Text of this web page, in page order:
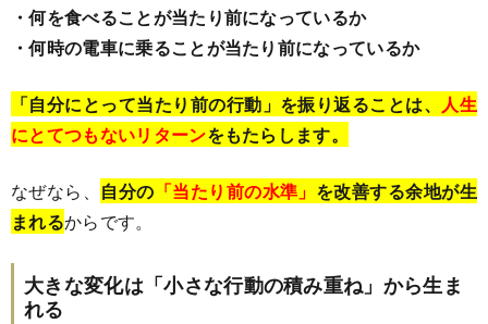
・何を食べることが当たり前になっているか
・何時の電車に乗ることが当たり前になっているか
「自分にとって当たり前の行動」を振り返ることは、 人生
にとてつもないリターンをもたらします。
なぜなら、 自分の 「当たり前の水準」 を改善する余地が生
まれるからです。
大きな変化は「小さな行動の積み重ね」から生ま
れる